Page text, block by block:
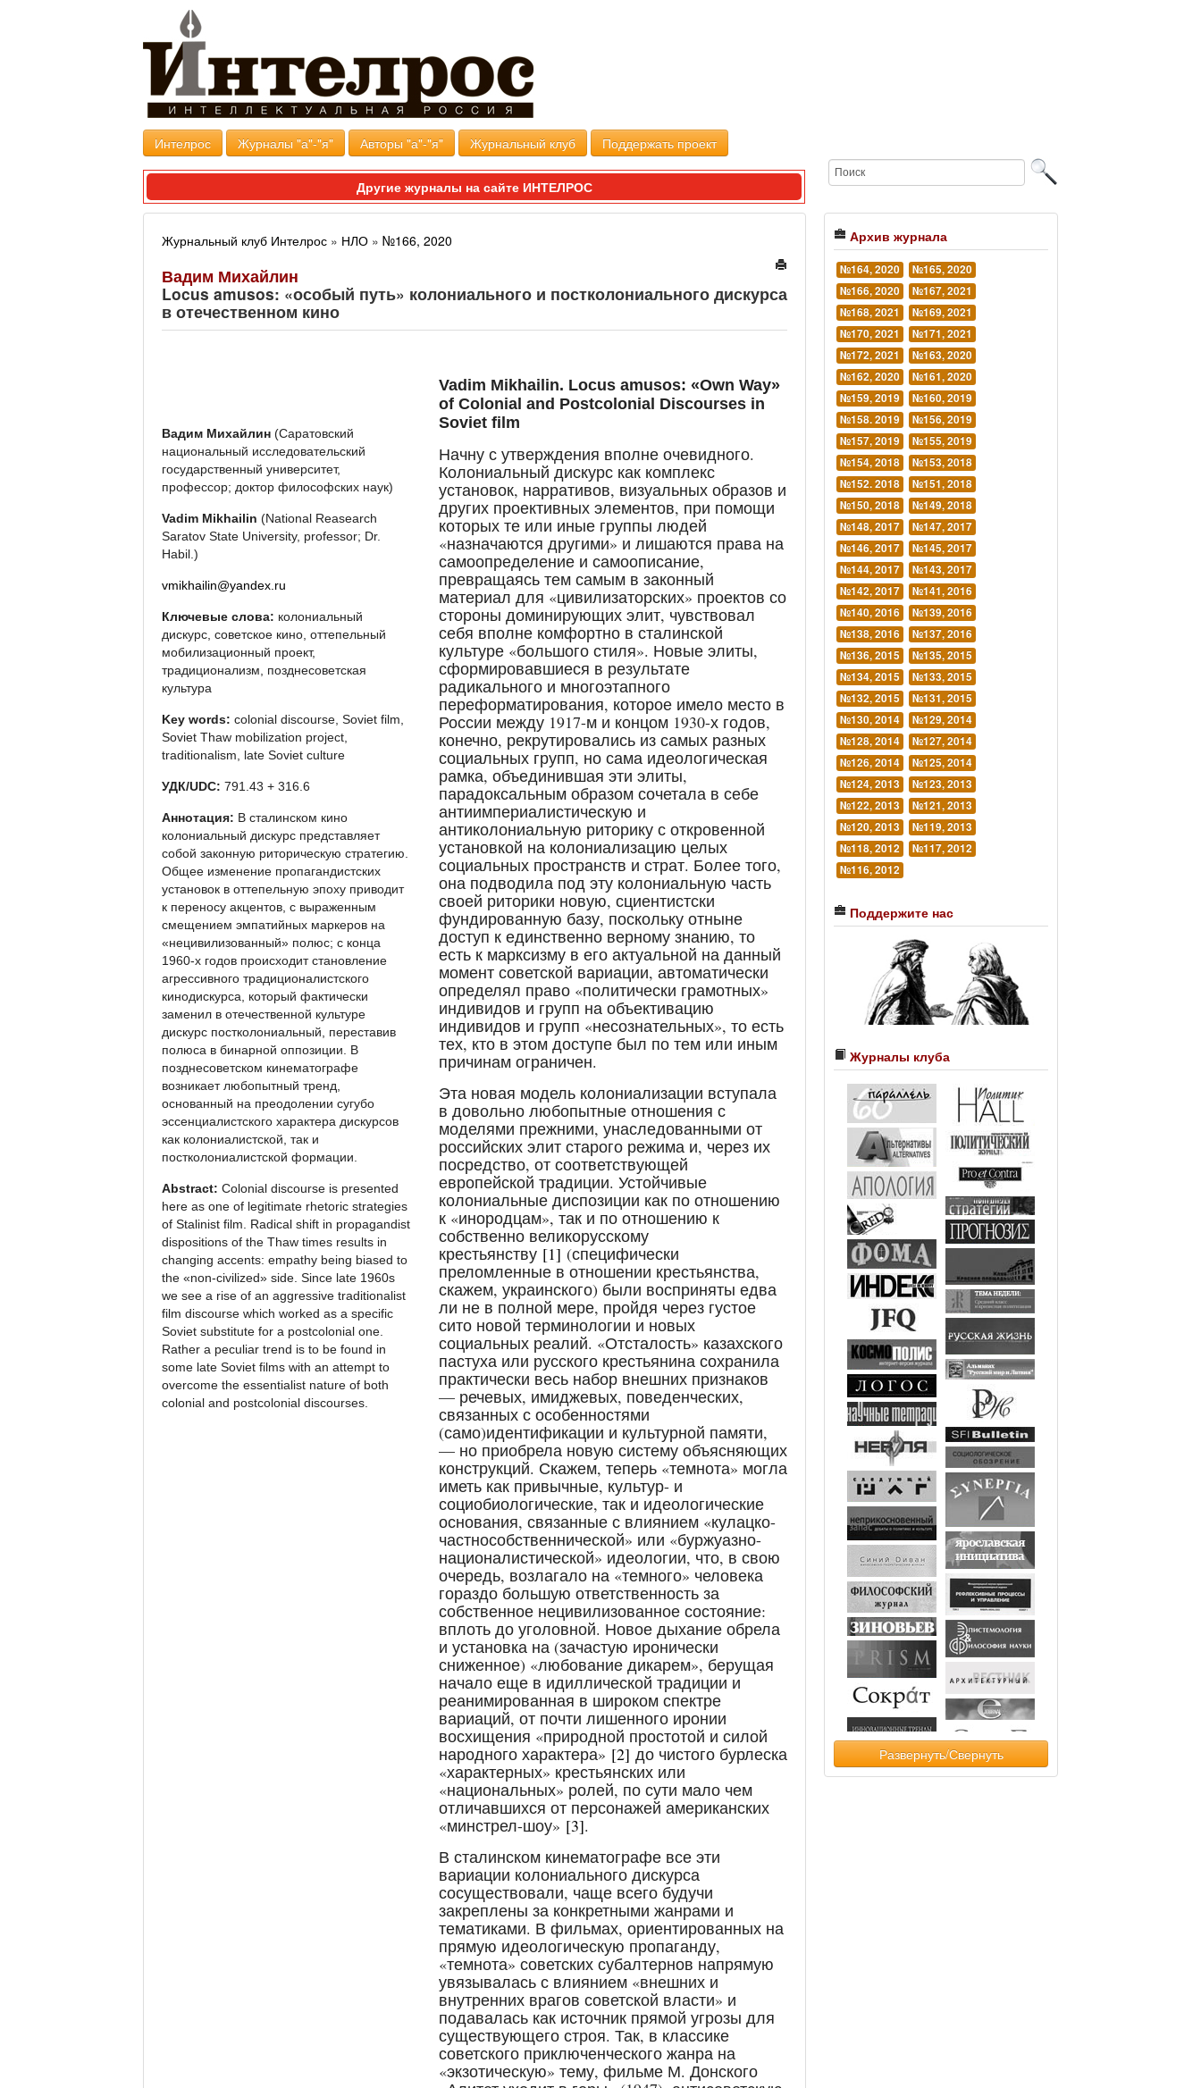
Интелрос Журналы "а"-"я" Авторы "а"-"я" Журнальный клуб Поддержать проект
Другие журналы на сайте ИНТЕЛРОС
Журнальный клуб Интелрос » НЛО » №166, 2020
Вадим Михайлин
Locus amusos: «особый путь» колониального и постколониального дискурса
в отечественном кино
Вадим Михайлин (Саратовский
национальный исследовательский
государственный университет,
профессор; доктор философских наук)
Vadim Mikhailin (National Reasearch
Saratov State University, professor; Dr.
Habil.)
vmikhailin@yandex.ru
Ключевые слова: колониальный
дискурс, советское кино, оттепельный
мобилизационный проект,
традиционализм, позднесоветская
культура
Key words: colonial discourse, Soviet film,
Soviet Thaw mobilization project,
traditionalism, late Soviet culture
УДК/UDC: 791.43 + 316.6
Аннотация: В сталинском кино
колониальный дискурс представляет
собой законную риторическую стратегию.
Общее изменение пропагандистских
установок в оттепельную эпоху приводит
к переносу акцентов, с выраженным
смещением эмпатийных маркеров на
«нецивилизованный» полюс; с конца
1960-х годов происходит становление
агрессивного традиционалистского
кинодискурса, который фактически
заменил в отечественной культуре
дискурс постколониальный, переставив
полюса в бинарной оппозиции. В
позднесоветском кинематографе
возникает любопытный тренд,
основанный на преодолении сугубо
эссенциалистского характера дискурсов
как колониалистской, так и
постколониалистской формации.
Abstract: Colonial discourse is presented
here as one of legitimate rhetoric strategies
of Stalinist film. Radical shift in propagandist
dispositions of the Thaw times results in
changing accents: empathy being biased to
the «non-civilized» side. Since late 1960s
we see a rise of an aggressive traditionalist
film discourse which worked as a specific
Soviet substitute for a postcolonial one.
Rather a peculiar trend is to be found in
some late Soviet films with an attempt to
overcome the essentialist nature of both
colonial and postcolonial discourses.
Vadim Mikhailin. Locus amusos: «Own Way»
of Colonial and Postcolonial Discourses in
Soviet film
Начну с утверждения вполне очевидного.
Колониальный дискурс как комплекс
установок, нарративов, визуальных образов и
других проективных элементов, при помощи
которых те или иные группы людей
«назначаются другими» и лишаются права на
самоопределение и самоописание,
превращаясь тем самым в законный
материал для «цивилизаторских» проектов со
стороны доминирующих элит, чувствовал
себя вполне комфортно в сталинской
культуре «большого стиля». Новые элиты,
сформировавшиеся в результате
радикального и многоэтапного
переформатирования, которое имело место в
России между 1917-м и концом 1930-х годов,
конечно, рекрутировались из самых разных
социальных групп, но сама идеологическая
рамка, объединившая эти элиты,
парадоксальным образом сочетала в себе
антиимпериалистическую и
антиколониальную риторику с откровенной
установкой на колониализацию целых
социальных пространств и страт. Более того,
она подводила под эту колониальную часть
своей риторики новую, сциентистски
фундированную базу, поскольку отныне
доступ к единственно верному знанию, то
есть к марксизму в его актуальной на данный
момент советской вариации, автоматически
определял право «политически грамотных»
индивидов и групп на объективацию
индивидов и групп «несознательных», то есть
тех, кто в этом доступе был по тем или иным
причинам ограничен.
Эта новая модель колониализации вступала
в довольно любопытные отношения с
моделями прежними, унаследованными от
российских элит старого режима и, через их
посредство, от соответствующей
европейской традиции. Устойчивые
колониальные диспозиции как по отношению
к «инородцам», так и по отношению к
собственно великорусскому
крестьянству [1] (специфически
преломленные в отношении крестьянства,
скажем, украинского) были восприняты едва
ли не в полной мере, пройдя через густое
сито новой терминологии и новых
социальных реалий. «Отсталость» казахского
пастуха или русского крестьянина сохранила
практически весь набор внешних признаков
— речевых, имиджевых, поведенческих,
связанных с особенностями
(само)идентификации и культурной памяти,
— но приобрела новую систему объясняющих
конструкций. Скажем, теперь «темнота» могла
иметь как привычные, культур- и
социобиологические, так и идеологические
основания, связанные с влиянием «кулацко-
частнособственнической» или «буржуазно-
националистической» идеологии, что, в свою
очередь, возлагало на «темного» человека
гораздо большую ответственность за
собственное нецивилизованное состояние:
вплоть до уголовной. Новое дыхание обрела
и установка на (зачастую иронически
сниженное) «любование дикарем», берущая
начало еще в идиллической традиции и
реанимированная в широком спектре
вариаций, от почти лишенного иронии
восхищения «природной простотой и силой
народного характера» [2] до чистого бурлеска
«характерных» крестьянских или
«национальных» ролей, по сути мало чем
отличавшихся от персонажей американских
«минстрел-шоу» [3].
В сталинском кинематографе все эти
вариации колониального дискурса
сосуществовали, чаще всего будучи
закреплены за конкретными жанрами и
тематиками. В фильмах, ориентированных на
прямую идеологическую пропаганду,
«темнота» советских субалтернов напрямую
увязывалась с влиянием «внешних и
внутренних врагов советской власти» и
подавалась как источник прямой угрозы для
существующего строя. Так, в классике
советского приключенческого жанра на
«экзотическую» тему, фильме М. Донского
Архив журнала
№164, 2020
№165, 2020
№166, 2020
№167, 2021
№168, 2021
№169, 2021
№170, 2021
№171, 2021
№172, 2021
№163, 2020
№162, 2020
№161, 2020
№159, 2019
№160, 2019
№158. 2019
№156, 2019
№157, 2019
№155, 2019
№154, 2018
№153, 2018
№152. 2018
№151, 2018
№150, 2018
№149, 2018
№148, 2017
№147, 2017
№146, 2017
№145, 2017
№144, 2017
№143, 2017
№142, 2017
№141, 2016
№140, 2016
№139, 2016
№138, 2016
№137, 2016
№136, 2015
№135, 2015
№134, 2015
№133, 2015
№132, 2015
№131, 2015
№130, 2014
№129, 2014
№128, 2014
№127, 2014
№126, 2014
№125, 2014
№124, 2013
№123, 2013
№122, 2013
№121, 2013
№120, 2013
№119, 2013
№118, 2012
№117, 2012
№116, 2012
Поддержите нас
Журналы клуба
Развернуть/Свернуть